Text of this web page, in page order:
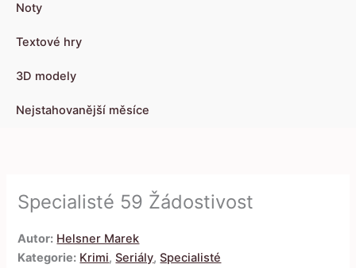
Noty
Textové hry
3D modely
Nejstahovanější měsíce
Specialisté 59 Žádostivost
Autor: Helsner Marek
Kategorie: Krimi,Seriály,Specialisté